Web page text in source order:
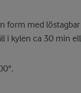
form med
i kylen ca 30 min